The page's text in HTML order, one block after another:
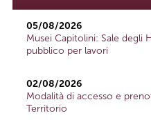
05/08/2026
Musei Capitolini: Sale degli
pubblico per lavori
02/08/2026
Modalità di accesso e
Territorio